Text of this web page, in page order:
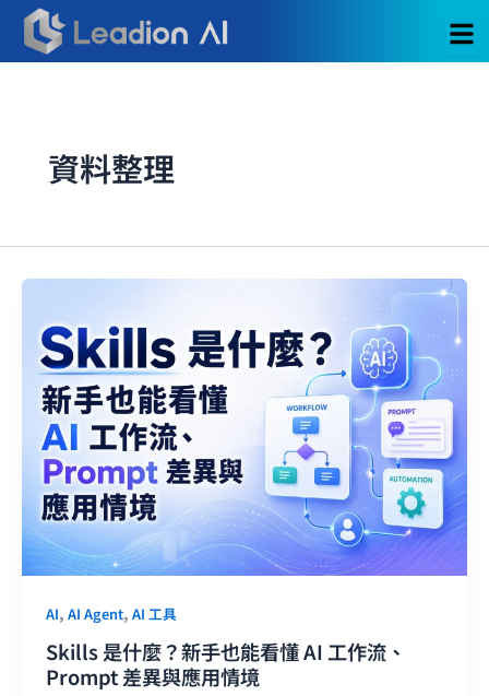
主
資料整理
AI, AI Agent, AI 工具
Skills 是什麼？新手也能看懂 AI 工作流、
Prompt 差異與應用情境